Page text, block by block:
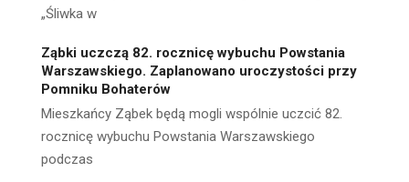
„Śliwka w
Ząbki uczczą 82. rocznicę wybuchu Powstania
Warszawskiego. Zaplanowano uroczystości przy
Pomniku Bohaterów
Mieszkańcy Ząbek będą mogli wspólnie uczcić 82.
rocznicę wybuchu Powstania Warszawskiego
podczas